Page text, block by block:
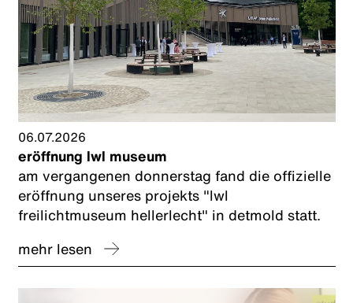
06.07.2026
eröffnung lwl museum
am vergangenen donnerstag fand die offizielle
eröffnung unseres projekts "lwl
freilichtmuseum hellerlecht" in detmold statt.
mehr lesen